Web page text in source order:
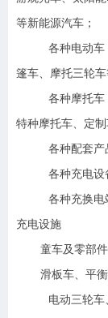
等新能源汽车；
各种电动车
篷车、摩托三轮
各种摩托车
特种摩托车、定
各种配套产
各种充电设
各种充换电
充电设施
童车及零部件
滑板车、平
电动三轮